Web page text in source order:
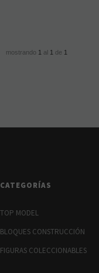
mostrando 1 al 1 de 1
CATEGORÍAS
TOP MODEL
BLOQUES CONSTRUCCIÓN
FIGURAS COLECCIONABLES